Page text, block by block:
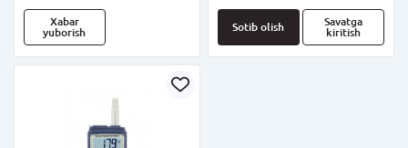
Xabar
yuborish
Sotib olish
Savatga
kiritish